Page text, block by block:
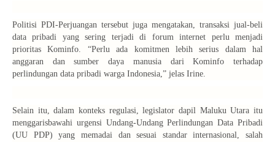
Politisi PDI-Perjuangan tersebut juga mengatakan, transaksi jual-beli
data pribadi yang sering terjadi di forum internet perlu menjadi
prioritas Kominfo. “Perlu ada komitmen lebih serius dalam hal
anggaran dan sumber daya manusia dari Kominfo terhadap
perlindungan data pribadi warga Indonesia,” jelas Irine.
Selain itu, dalam konteks regulasi, legislator dapil Maluku Utara itu
menggarisbawahi urgensi Undang-Undang Perlindungan Data Pribadi
(UU PDP) yang memadai dan sesuai standar internasional, salah